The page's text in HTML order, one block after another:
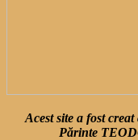
Acest site a fost
Părinte